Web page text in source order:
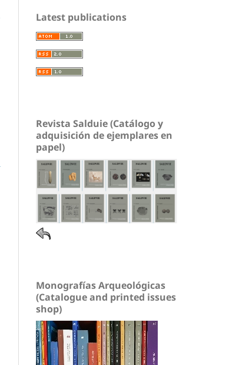
Latest publications
Revista Salduie (Catálogo y
adquisición de ejemplares en
papel)
Monografías Arqueológicas
(Catalogue and printed issues
shop)